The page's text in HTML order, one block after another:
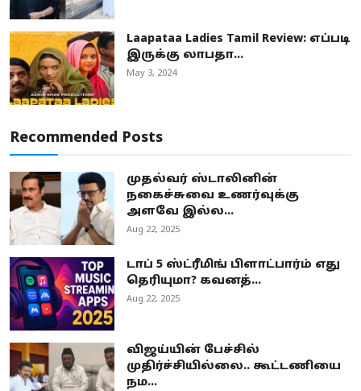
Laapataa Ladies Tamil Review: எப்படி
இருக்கு லாபதா...
May 3, 2024
Recommended Posts
முதல்வர் ஸ்டாலினின்
நகைச்சுவை உணர்வுக்கு
அளவே இல்ல...
Aug 22, 2025
டாப் 5 ஸ்ட்ரீமிங் பிளாட்பார்ம் எது
தெரியுமா? கவனத்...
Aug 22, 2025
விஜய்யின் பேச்சில்
முதிர்ச்சியில்லை.. கூட்டணியை
நம...